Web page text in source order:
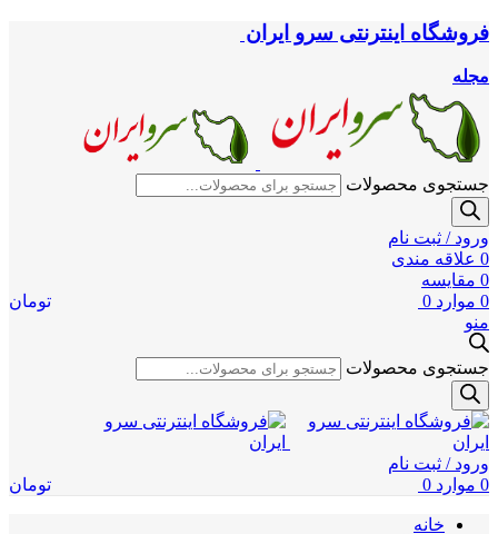
فروشگاه اینترنتی سرو ایران
مجله
جستجوی محصولات
ورود / ثبت نام
0 علاقه مندی
0 مقایسه
0 موارد 0
تومان
منو
جستجوی محصولات
ورود / ثبت نام
0 موارد 0 تومان
خانه